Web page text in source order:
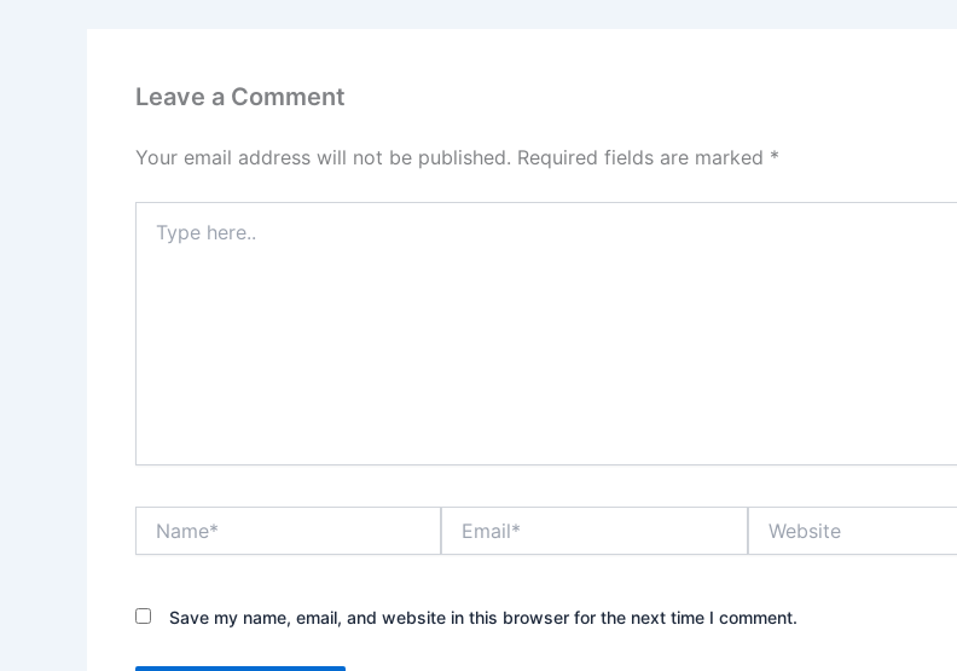
Leave a Comment
Your email address will not be published. Required fields are marked *
here..
Save my name, email, and website in this browser for the next time I comment.